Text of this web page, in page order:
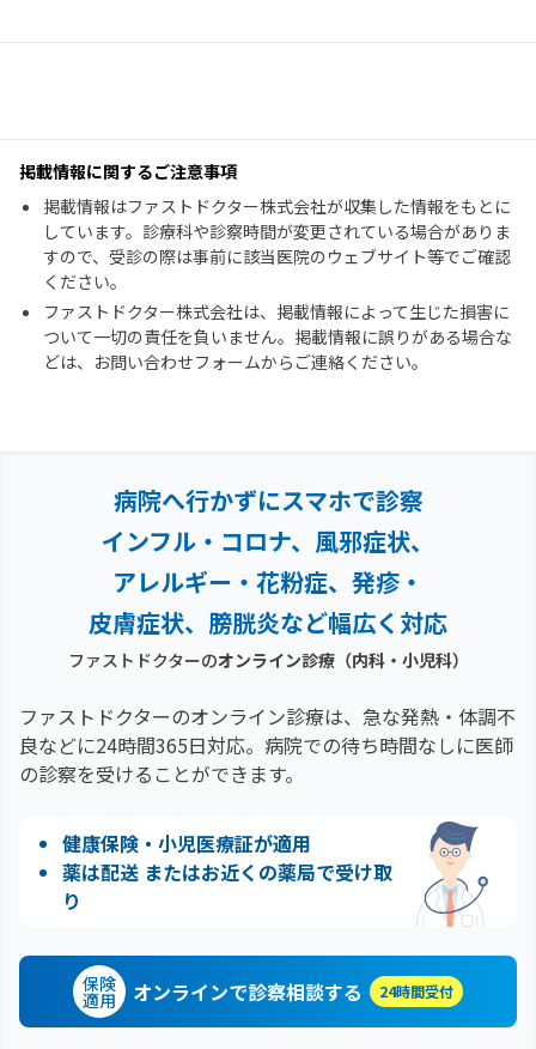
掲載情報に関するご注意事項
掲載情報はファストドクター株式会社が収集した情報をもとに
しています。診療科や診察時間が変更されている場合がありま
すので、受診の際は事前に該当医院のウェブサイト等でご確認
ください。
ファストドクター株式会社は、掲載情報によって生じた損害に
ついて一切の責任を負いません。掲載情報に誤りがある場合な
どは、お問い合わせフォームからご連絡ください。
病院へ行かずにスマホで診察
インフル・コロナ、風邪症状、
アレルギー・花粉症、 発疹・
皮膚症状、膀胱炎など幅広く対応
ファストドクターのオンライン診療（内科・小児科）
ファストドクターのオンライン診療は、急な発熱・体調不
良などに24時間365日対応。 病院での待ち時間なしに医師
の診察を受けることができます。
健康保険・小児医療証が適用
薬は配送 またはお近くの薬局で受け取
り
保険
適用 オンラインで診察相談する 24時間受付